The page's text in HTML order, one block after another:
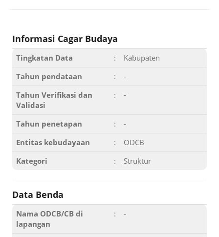
Informasi Cagar Budaya
Tingkatan Data :
Kabupaten
Tahun pendataan
:
-
Tahun Verifikasi dan
Validasi
: -
Tahun penetapan :
-
Entitas kebudayaan
:
ODCB
Kategori
: Struktur
Data Benda
Nama ODCB/CB di
lapangan
: -